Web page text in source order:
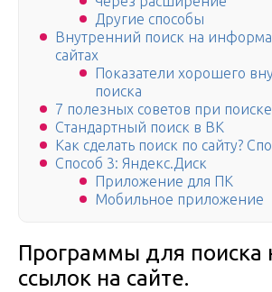
Другие способы
Внутренний поиск на
сайтах
Показатели хорошего
поиска
7 полезных советов при
Стандартный поиск в ВК
Как сделать поиск по сайту?
Способ 3: Яндекс.Диск
Приложение для ПК
Мобильное приложение
Программы для поиска
ссылок на сайте.